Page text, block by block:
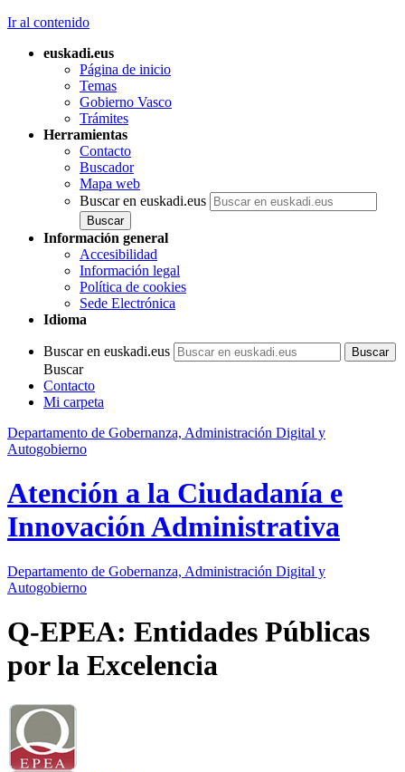
Ir al contenido
euskadi.eus
Página de inicio
Temas
Gobierno Vasco
Trámites
Herramientas
Contacto
Buscador
Mapa web
Buscar en euskadi.eus
Información general
Accesibilidad
Información legal
Política de cookies
Sede Electrónica
Idioma
Buscar en euskadi.eus
Buscar
Contacto
Mi carpeta
Departamento de Gobernanza, Administración Digital y
Autogobierno
Atención a la Ciudadanía e
Innovación Administrativa
Departamento de Gobernanza, Administración Digital y
Autogobierno
Q-EPEA: Entidades Públicas
por la Excelencia